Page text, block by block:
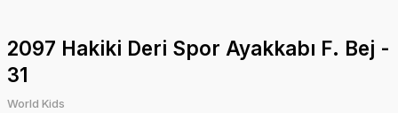
2097 Hakiki Deri Spor Ayakkabı F. Bej -
31
World Kids